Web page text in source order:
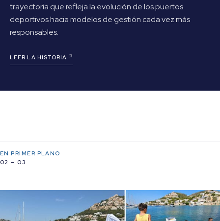
trayectoria que refleja la evolución de los puertos
deportivos hacia modelos de gestión cada vez más
responsables.
LEER LA HISTORIA
EN PRIMER PLANO
02 — 03